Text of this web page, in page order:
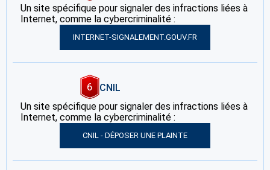
Un site spécifique pour signaler des infractions liées à
Internet, comme la cybercriminalité :
INTERNET-SIGNALEMENT.GOUV.FR
6
CNIL
Un site spécifique pour signaler des infractions liées à
Internet, comme la cybercriminalité :
CNIL - DÉPOSER UNE PLAINTE